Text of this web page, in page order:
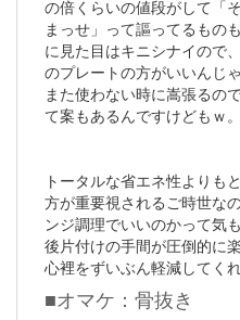
の倍くらいの値段がして「
まっせ」って謳ってるもの
に見た目はキニシナイので
のプレートの方がいいんじ
また使わない時に嵩張るの
て案もあるんですけどもｗ。
トータルな省エネ性よりも
方が重要視されるご時世な
ンジ調理でいいのかって気
後片付けの手間が圧倒的に
心裡をずいぶん軽減してく
■オマケ：骨抜き